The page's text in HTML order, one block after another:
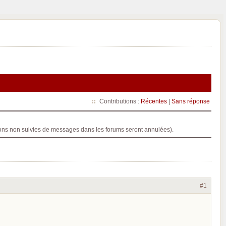
Contributions : Récentes | Sans réponse
non suivies de messages dans les forums seront annulées).
#1